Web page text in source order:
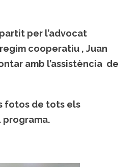
per l’advocat
cooperatiu , Juan
amb l’assistència de
fotos de tots els